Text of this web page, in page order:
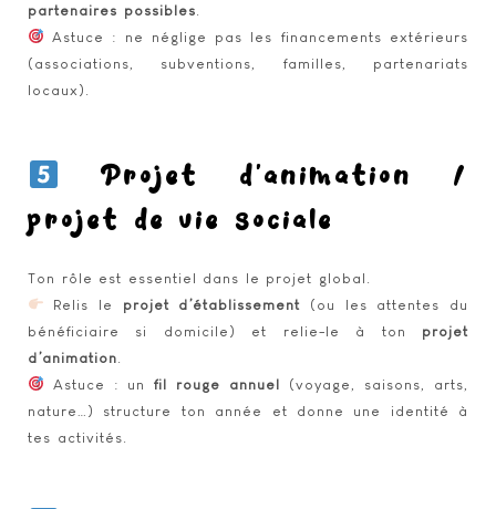
partenaires possibles
Astuce : ne néglige pas les financements extérieurs
(associations, subventions, familles, partenariats
locaux).
Projet d’animation /
projet de vie sociale
Ton rôle est essentiel dans le projet global.
Relis le projet d’établissement (ou les attentes du
bénéficiaire si domicile) et relie-le à ton projet
d’animation
Astuce : un fil rouge annuel (voyage, saisons, arts,
nature…) structure ton année et donne une identité à
tes activités.